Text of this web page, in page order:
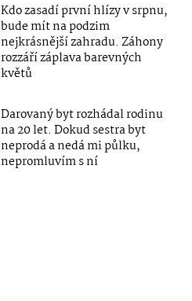
Kdo zasadí první hlízy v srpnu,
bude mít na podzim
nejkrásnější zahradu. Záhony
rozzáří záplava barevných
květů
Darovaný byt rozhádal rodinu
na 20 let. Dokud sestra byt
neprodá a nedá mi půlku,
nepromluvím s ní